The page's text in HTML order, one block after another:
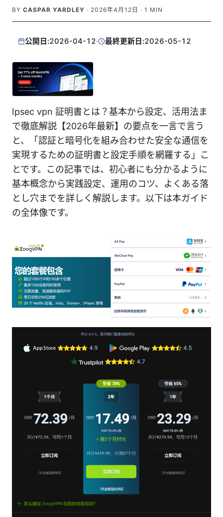
BY CASPAR YARDLEY · 2026年4月12日 · 1 MIN
公開日:2026-04-12· 最終更新日:2026-05-12
Ipsec vpn 証明書とは？基本から設定、活用法ま
で徹底解説【2026年最新】の要点を一言で言う
と、「認証と暗号化を組み合わせた安全な通信を
実現するための証明書と設定手順を網羅する」こ
とです。この記事では、初心者にも分かるように
基本概念から実践設定、運用のコツ、よくある落
とし穴までを詳しく解説します。以下は本ガイド
の全体像です。